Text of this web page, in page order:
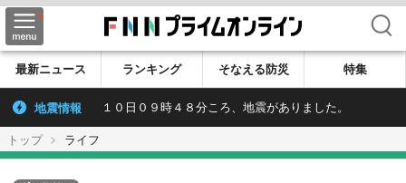
検索
最新ニュース ランキング そなえる防災 特集
地震情報 １０日０９時４８分ころ、地震がありました。
トップ ライフ